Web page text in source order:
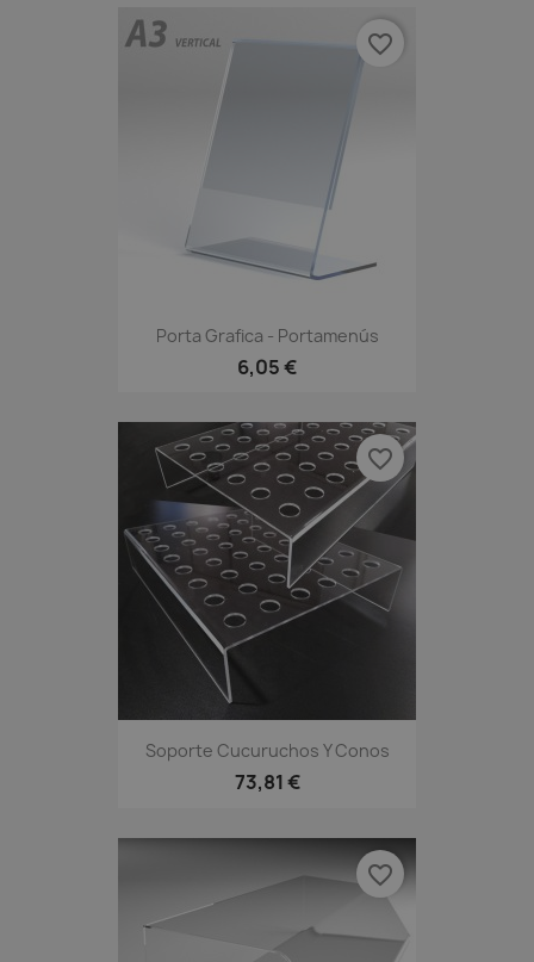
Porta Grafica - Portamenús
6,05 €
favorite_border
Soporte Cucuruchos Y Conos
73,81 €
favorite_border
favorite_border